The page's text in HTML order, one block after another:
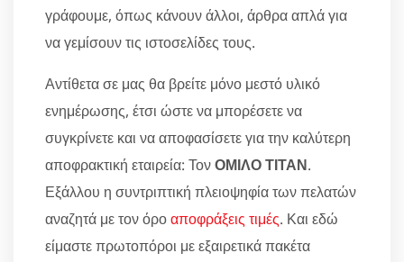
γράφουμε, όπως κάνουν άλλοι, άρθρα απλά για
να γεμίσουν τις ιστοσελίδες τους.
Αντίθετα σε μας θα βρείτε μόνο μεστό υλικό
ενημέρωσης, έτσι ώστε να μπορέσετε να
συγκρίνετε και να αποφασίσετε για την καλύτερη
αποφρακτική εταιρεία: ΤονΟΜΙΛΟ ΤΙΤΑΝ.
Εξάλλου η συντριπτική πλειοψηφία των πελατών
αναζητά με τον όροαποφράξεις τιμές. Και εδώ
είμαστε πρωτοπόροι με εξαιρετικά πακέτα